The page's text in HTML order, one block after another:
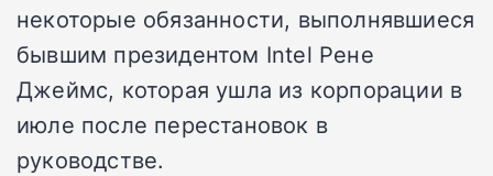
некоторые обязанности, выполнявшиеся
бывшим президентом Intel Рене
Джеймс, которая ушла из корпорации в
июле после перестановок в
руководстве.